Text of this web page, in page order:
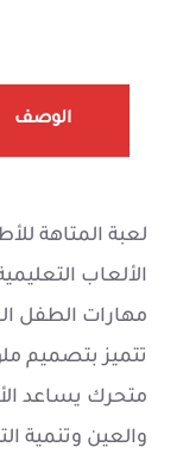
الوصف
الألعاب
مهارات الطفل
تتميز بتصميم
متحرك يساعد
والعين وتنمية